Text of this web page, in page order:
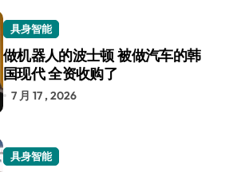
具身智能
做机器人的波士顿 被做汽车的韩
国现代 全资收购了
7 月 17 , 2026
具身智能